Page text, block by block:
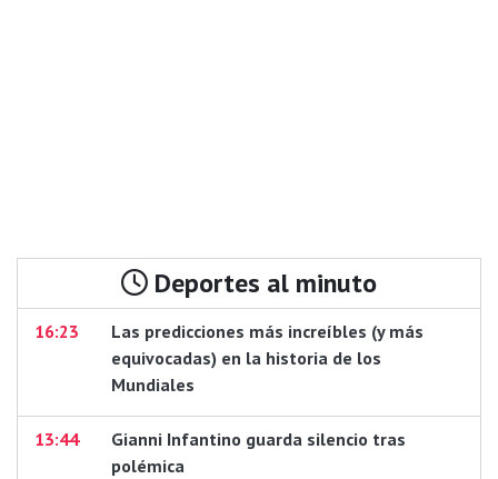
Deportes al minuto
16:23
Las predicciones más increíbles (y más
equivocadas) en la historia de los
Mundiales
13:44
Gianni Infantino guarda silencio tras
polémica